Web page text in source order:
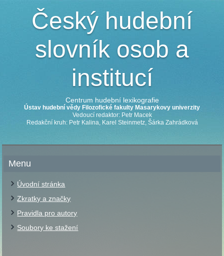
Český hudební
slovník osob a
institucí
Centrum hudební lexikografie
Ústav hudební vědy Filozofické fakulty Masarykovy univerzity
Vedoucí redaktor: Petr Macek
Redakční kruh: Petr Kalina, Karel Steinmetz, Šárka Zahrádková
Menu
Úvodní stránka
Zkratky a značky
Pravidla pro autory
Soubory ke stažení